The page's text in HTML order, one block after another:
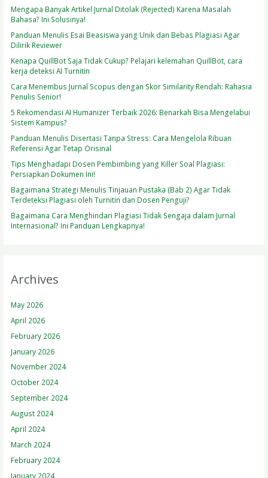
Mengapa Banyak Artikel Jurnal Ditolak (Rejected) Karena Masalah
Bahasa? Ini Solusinya!
Panduan Menulis Esai Beasiswa yang Unik dan Bebas Plagiasi Agar
Dilirik Reviewer
Kenapa QuillBot Saja Tidak Cukup? Pelajari kelemahan QuillBot, cara
kerja deteksi AI Turnitin
Cara Menembus Jurnal Scopus dengan Skor Similarity Rendah: Rahasia
Penulis Senior!
5 Rekomendasi AI Humanizer Terbaik 2026: Benarkah Bisa Mengelabui
Sistem Kampus?
Panduan Menulis Disertasi Tanpa Stress: Cara Mengelola Ribuan
Referensi Agar Tetap Orisinal
Tips Menghadapi Dosen Pembimbing yang Killer Soal Plagiasi:
Persiapkan Dokumen Ini!
Bagaimana Strategi Menulis Tinjauan Pustaka (Bab 2) Agar Tidak
Terdeteksi Plagiasi oleh Turnitin dan Dosen Penguji?
Bagaimana Cara Menghindari Plagiasi Tidak Sengaja dalam Jurnal
Internasional? Ini Panduan Lengkapnya!
Archives
May 2026
April 2026
February 2026
January 2026
November 2024
October 2024
September 2024
August 2024
April 2024
March 2024
February 2024
January 2024